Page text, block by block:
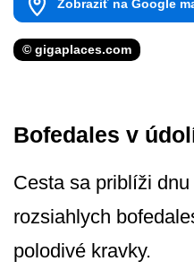
Zobraziť na Google
© gigaplaces.com
Bofedales v
Cesta sa priblíži
rozsiahlych
polodivé kravky.